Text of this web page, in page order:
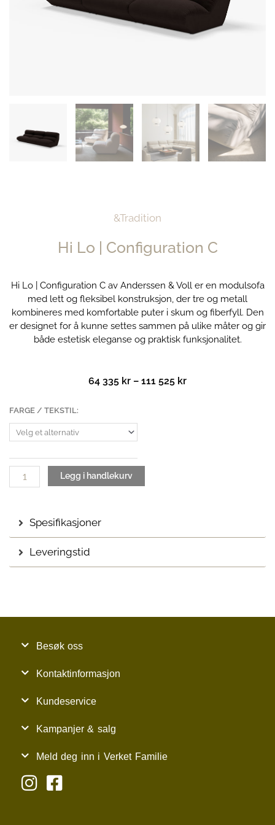
&Tradition
Hi Lo | Configuration C
Hi Lo | Configuration C av Anderssen & Voll er en modulsofa
med lett og fleksibel konstruksjon, der tre og metall
kombineres med komfortable puter i skum og fiberfyll. Den
er designet for å kunne settes sammen på ulike måter og gir
både estetisk eleganse og praktisk funksjonalitet.
64 335 kr – 111 525 krPrisområde:
FARGE / TEKSTIL:
Hi
Lo
| Configuration
Legg i handlekurv
Spesifikasjoner
Leveringstid
Besøk oss
Kontaktinformasjon
Kundeservice
Kampanjer & salg
Meld deg inn i Verket Familie